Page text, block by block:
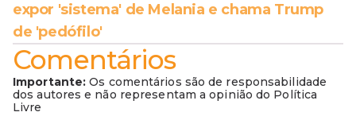
expor 'sistema' de Melania e chama Trump
de 'pedófilo'
Comentários
Importante: Os comentários são de responsabilidade
dos autores e não representam a opinião do Política
Livre